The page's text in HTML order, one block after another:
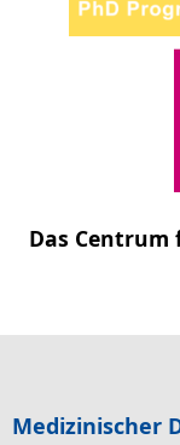
Das
Medizinischer